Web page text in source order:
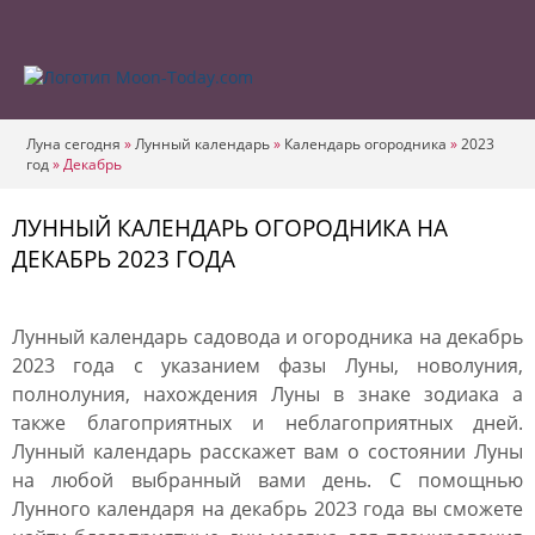
Луна сегодня »Лунный календарь» Календарь огородника »2023
год»Декабрь
ЛУННЫЙ КАЛЕНДАРЬ ОГОРОДНИКА НА
ДЕКАБРЬ 2023 ГОДА
Лунный календарь садовода и огородника на декабрь
2023 года с указанием фазы Луны, новолуния,
полнолуния, нахождения Луны в знаке зодиака а
также благоприятных и неблагоприятных дней.
Лунный календарь расскажет вам о состоянии Луны
на любой выбранный вами день. С помощнью
Лунного календаря на декабрь 2023 года вы сможете